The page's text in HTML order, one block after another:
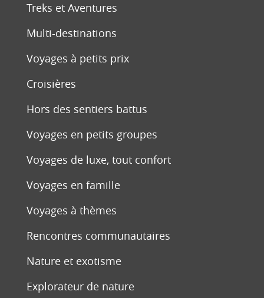
Treks et Aventures
Multi-destinations
Voyages à petits prix
Croisières
Hors des sentiers battus
Voyages en petits groupes
Voyages de luxe, tout confort
Voyages en famille
Voyages à thèmes
Rencontres communautaires
Nature et exotisme
Explorateur de nature